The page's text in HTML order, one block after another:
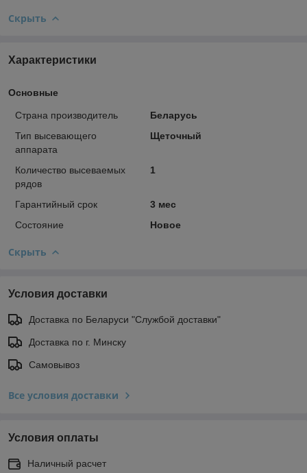
Скрыть
Характеристики
Основные
Страна производитель
Беларусь
Тип высевающего
аппарата
Щеточный
Количество высеваемых
рядов
1
Гарантийный срок
3 мес
Состояние
Новое
Скрыть
Условия доставки
Доставка по Беларуси "Службой доставки"
Доставка по г. Минску
Самовывоз
Все условия доставки
Условия оплаты
Наличный расчет